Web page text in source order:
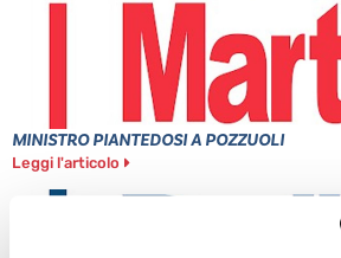
MINISTRO PIANTEDOSI A POZZUOLI
Leggi l'articolo